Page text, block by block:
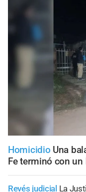
Homicidio Una
Fe terminó con
Revés judicial La